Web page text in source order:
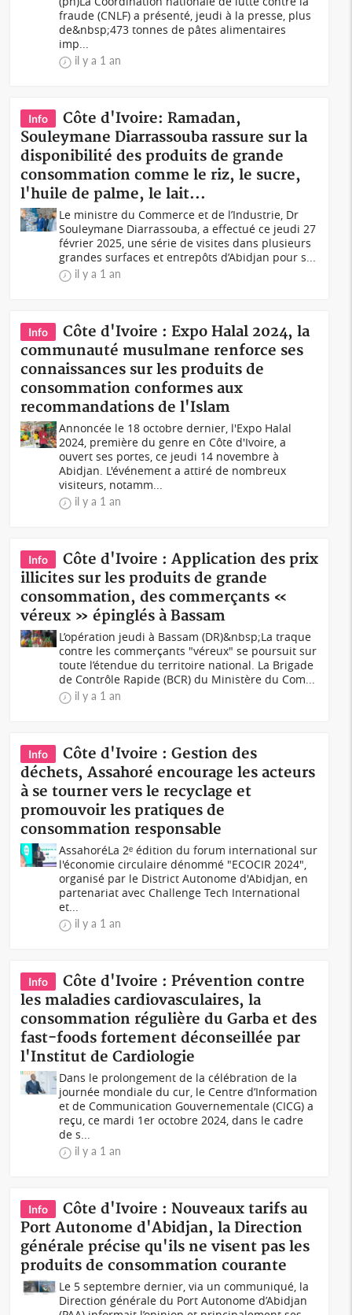
fraude (CNLF) a présenté, jeudi à la presse, plus
de&nbsp;473 tonnes de pâtes alimentaires
imp...
il y a 1 an
Info
Côte d'Ivoire: Ramadan,
Souleymane Diarrassouba rassure sur la
disponibilité des produits de grande
consommation comme le riz, le sucre,
l'huile de palme, le lait...
Le ministre du Commerce et de l’Industrie, Dr
Souleymane Diarrassouba, a effectué ce jeudi 27
février 2025, une série de visites dans plusieurs
grandes surfaces et entrepôts d’Abidjan pour s...
il y a 1 an
Info
Côte d'Ivoire : Expo Halal 2024, la
communauté musulmane renforce ses
connaissances sur les produits de
consommation conformes aux
recommandations de l'Islam
Annoncée le 18 octobre dernier, l'Expo Halal
2024, première du genre en Côte d'Ivoire, a
ouvert ses portes, ce jeudi 14 novembre à
Abidjan. L'événement a attiré de nombreux
visiteurs, notamm...
il y a 1 an
Info
Côte d'Ivoire : Application des prix
illicites sur les produits de grande
consommation, des commerçants «
véreux » épinglés à Bassam
L’opération jeudi à Bassam (DR)&nbsp;La traque
contre les commerçants "véreux" se poursuit sur
toute l’étendue du territoire national. La Brigade
de Contrôle Rapide (BCR) du Ministère du Com...
il y a 1 an
Info
Côte d'Ivoire : Gestion des
déchets, Assahoré encourage les acteurs
à se tourner vers le recyclage et
promouvoir les pratiques de
consommation responsable
AssahoréLa 2ᵉ édition du forum international sur
l'économie circulaire dénommé "ECOCIR 2024",
organisé par le District Autonome d'Abidjan, en
partenariat avec Challenge Tech International
et...
il y a 1 an
Info
Côte d'Ivoire : Prévention contre
les maladies cardiovasculaires, la
consommation régulière du Garba et des
fast-foods fortement déconseillée par
l'Institut de Cardiologie
Dans le prolongement de la célébration de la
journée mondiale du cur, le Centre d’Information
et de Communication Gouvernementale (CICG) a
reçu, ce mardi 1er octobre 2024, dans le cadre
de s...
il y a 1 an
Info
Côte d'Ivoire : Nouveaux tarifs au
Port Autonome d'Abidjan, la Direction
générale précise qu'ils ne visent pas les
produits de consommation courante
Le 5 septembre dernier, via un communiqué, la
Direction générale du Port Autonome d’Abidjan